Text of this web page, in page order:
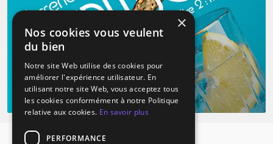
×
Nos cookies vous veulent
du bien
Notre site Web utilise des cookies pour
améliorer l'expérience utilisateur. En
utilisant notre site Web, vous acceptez tous
les cookies conformément à notre Politique
relative aux cookies. En savoir plus
PERFORMANCE